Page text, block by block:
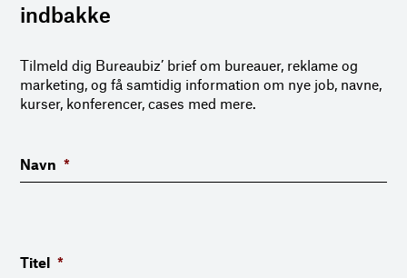
indbakke
Tilmeld dig Bureaubiz’ brief om bureauer, reklame og
marketing, og få samtidig information om nye job, navne,
kurser, konferencer, cases med mere.
Navn *
Titel *